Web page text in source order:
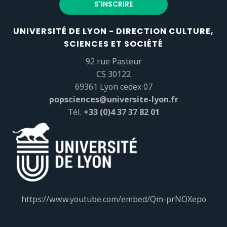
UNIVERSITÉ DE LYON - DIRECTION CULTURE,
SCIENCES ET SOCIÉTÉ
92 rue Pasteur
CS 30122
69361 Lyon cedex 07
popsciences@universite-lyon.fr
Tél. +33 (0)4 37 37 82 01
https://www.youtube.com/embed/Qm-prNOXepo